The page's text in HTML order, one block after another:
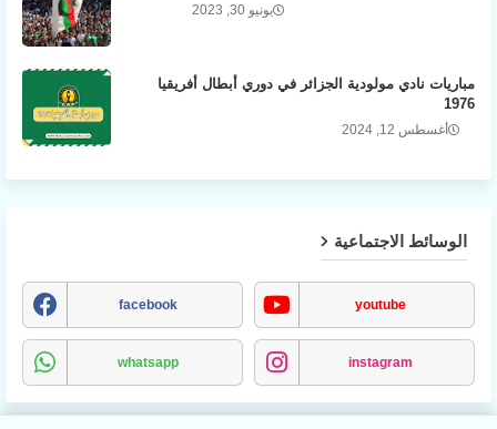
يونيو 30, 2023
مباريات نادي مولودية الجزائر في دوري أبطال أفريقيا
1976
أغسطس 12, 2024
الوسائط الاجتماعية
facebook youtube
whatsapp instagram